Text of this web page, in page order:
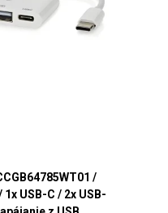
/
1x USB-C / 2x USB-